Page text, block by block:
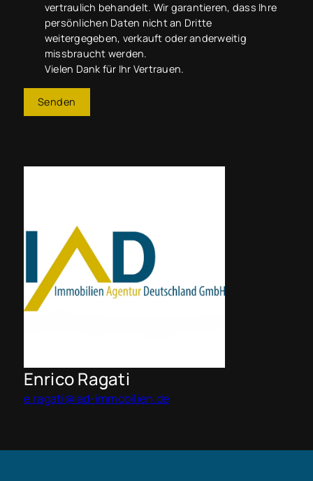
vertraulich behandelt. Wir garantieren, dass Ihre
persönlichen Daten nicht an Dritte
weitergegeben, verkauft oder anderweitig
missbraucht werden.
Vielen Dank für Ihr Vertrauen.
Senden
Enrico Ragati
e.ragati@iad-immobilien.de